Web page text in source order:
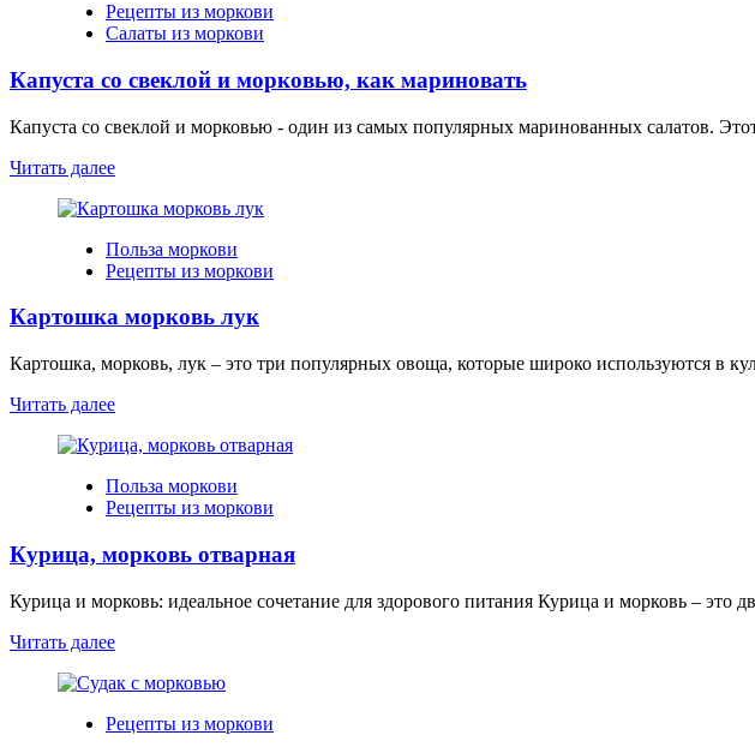
Рецепты из моркови
Салаты из моркови
Капуста со свеклой и морковью, как мариновать
Капуста со свеклой и морковью - один из самых популярных маринованных салатов.
Читать далее
Польза моркови
Рецепты из моркови
Картошка морковь лук
Картошка, морковь, лук – это три популярных овоща, которые широко используются в
Читать далее
Польза моркови
Рецепты из моркови
Курица, морковь отварная
Курица и морковь: идеальное сочетание для здорового питания Курица и морковь – это
Читать далее
Рецепты из моркови